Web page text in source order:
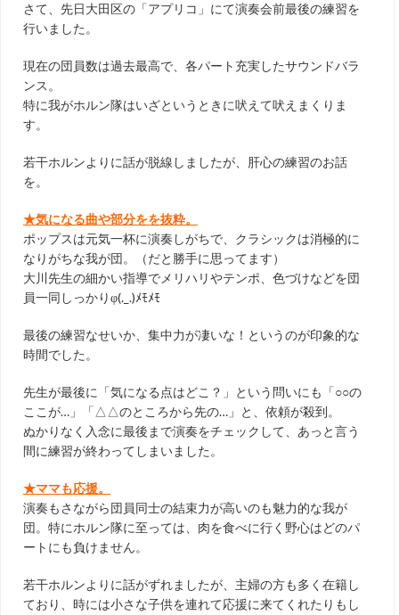
さて、先日大田区の「アプリコ」にて演奏会前最後の練習を
行いました。
現在の団員数は過去最高で、各パート充実したサウンドバラ
ンス。
特に我がホルン隊はいざというときに吠えて吠えまくりま
す。
若干ホルンよりに話が脱線しましたが、肝心の練習のお話
を。
★気になる曲や部分をを抜粋。
ポップスは元気一杯に演奏しがちで、クラシックは消極的に
なりがちな我が団。（だと勝手に思ってます）
大川先生の細かい指導でメリハリやテンポ、色づけなどを団
員一同しっかりφ(._.)ﾒﾓﾒﾓ
最後の練習なせいか、集中力が凄いな！というのが印象的な
時間でした。
先生が最後に「気になる点はどこ？」という問いにも「○○の
ここが…」「△△のところから先の…」と、依頼が殺到。
ぬかりなく入念に最後まで演奏をチェックして、あっと言う
間に練習が終わってしまいました。
★ママも応援。
演奏もさながら団員同士の結束力が高いのも魅力的な我が
団。特にホルン隊に至っては、肉を食べに行く野心はどのパ
ートにも負けません。
若干ホルンよりに話がずれましたが、主婦の方も多く在籍し
ており、時には小さな子供を連れて応援に来てくれたりもし